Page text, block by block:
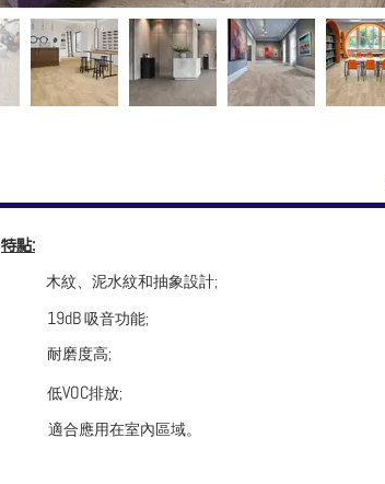
特點:
木紋、泥水紋和抽象設計;
19dB吸音功能;
耐磨度高;
低VOC排放;
適合應用在室內區域。